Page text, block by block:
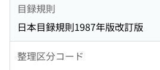
目録規則
日本目録規則1987年版改訂版
整理区分コード